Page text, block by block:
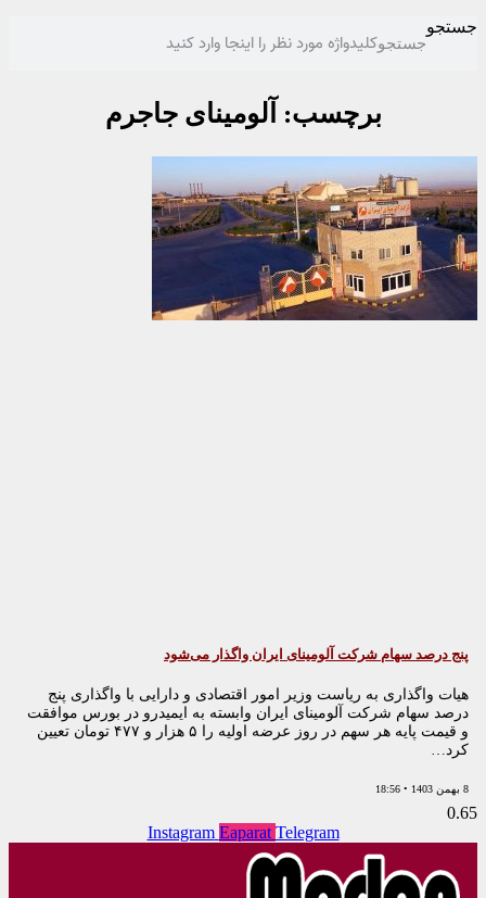
جستجو
جستجو
برچسب: آلومینای جاجرم
پنج درصد سهام شرکت آلومینای ایران واگذار می‌شود
هیات واگذاری به ریاست وزیر امور اقتصادی و دارایی با واگذاری پنج
درصد سهام شرکت آلومینای ایران وابسته به ایمیدرو در بورس موافقت
و قیمت پایه هر سهم در روز عرضه اولیه را ۵ هزار و ۴۷۷ تومان تعیین
کرد…
8 بهمن 1403 18:56
Instagram Eaparat Telegram